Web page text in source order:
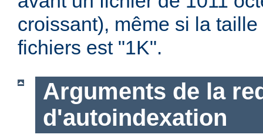
croissant), même si la
fichiers est "1K".
Arguments de la
d'autoindexation